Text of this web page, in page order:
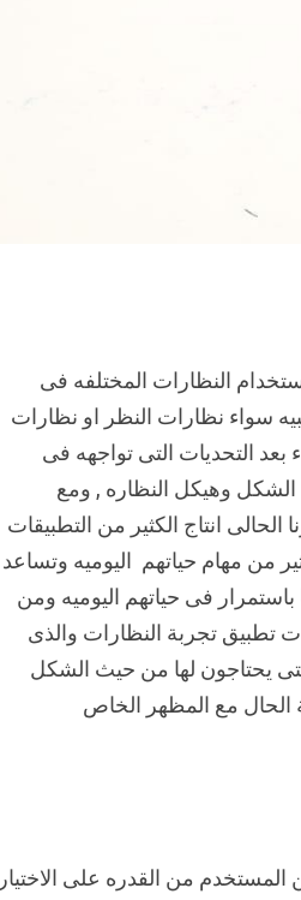
النظارات المختلفه فى
سواء نظارات النظر او نظارات
التحديات التى تواجهه فى
وهيكل النظاره , ومع
انتاج الكثير من التطبيقات
من مهام حياتهم اليوميه وتساعد
فى حياتهم اليوميه ومن
ت تطبيق تجربة النظارات والذى
يحتاجون لها من حيث الشكل
الحال مع المظهر الخاص
من القدره على الاختيار